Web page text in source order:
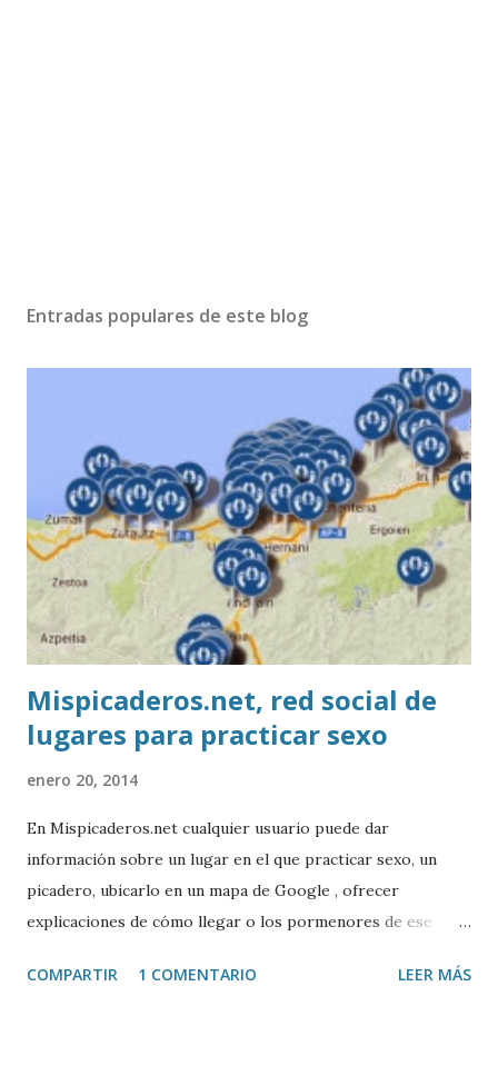
Entradas populares de este blog
Mispicaderos.net, red social de
lugares para practicar sexo
enero 20, 2014
En Mispicaderos.net cualquier usuario puede dar
información sobre un lugar en el que practicar sexo, un
picadero, ubicarlo en un mapa de Google , ofrecer
explicaciones de cómo llegar o los pormenores de ese
el creador de este portal. Descargar mp3
COMPARTIR 1 COMENTARIO LEER MÁS